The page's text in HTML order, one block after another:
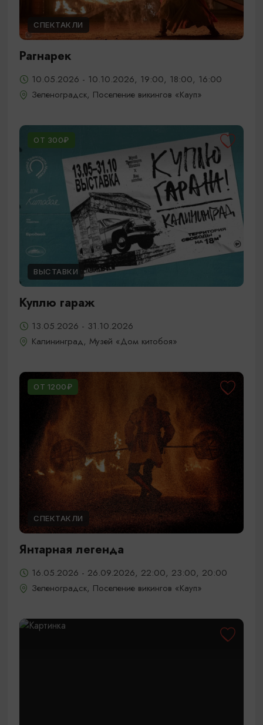
СПЕКТАКЛИ
Рагнарек
10.05.2026 - 10.10.2026, 19:00, 18:00, 16:00
Зеленоградск, Поселение викингов «Кауп»
ОТ 300₽
ВЫСТАВКИ
Куплю гараж
13.05.2026 - 31.10.2026
Калининград, Музей «Дом китобоя»
ОТ 1200₽
СПЕКТАКЛИ
Янтарная легенда
16.05.2026 - 26.09.2026, 22:00, 23:00, 20:00
Зеленоградск, Поселение викингов «Кауп»